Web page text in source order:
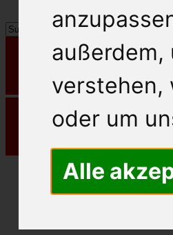
außerdem,
verstehen,
oder um
Alle